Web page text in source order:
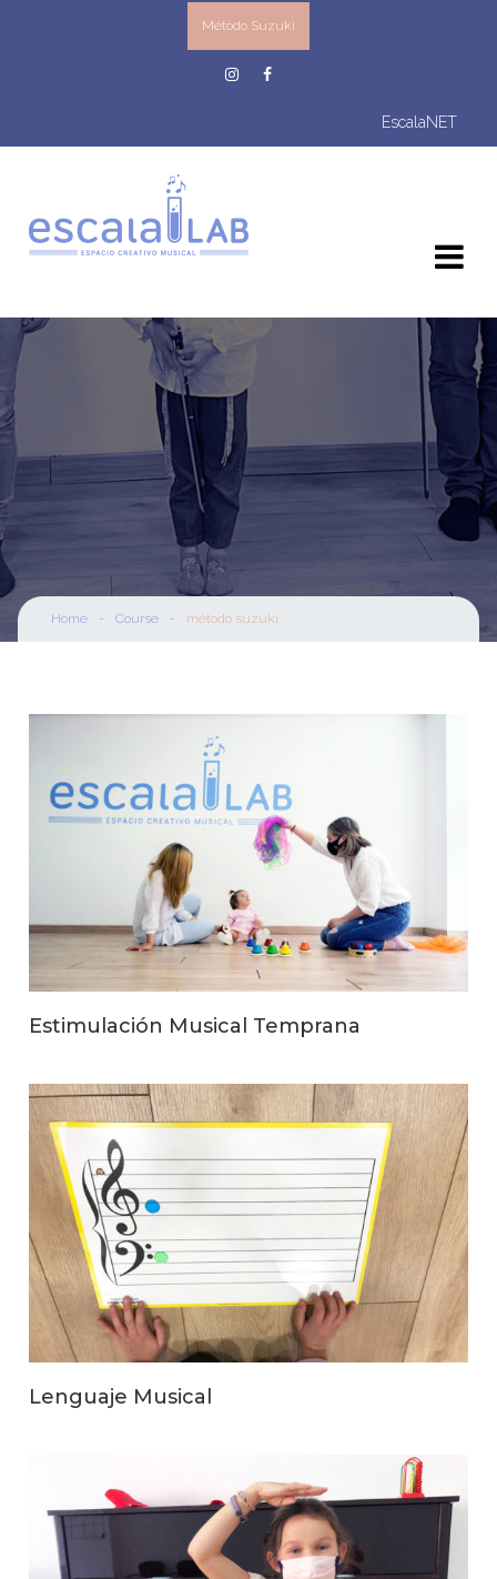
Método Suzuki
EscalaNET
Home - Course - método suzuki
Estimulación Musical Temprana
Lenguaje Musical